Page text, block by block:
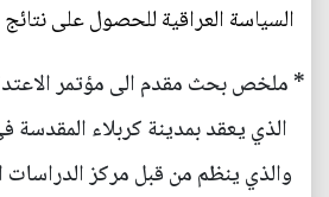
السياسة العراقية للحصول على
* ملخص بحث مقدم الى مؤتمر
والذي ينظم من قبل مركز الدراسات